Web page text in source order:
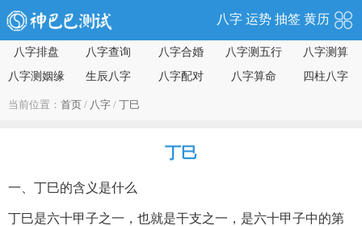
八字 运势 抽签 黄历
八字排盘 八字查询 八字合婚 八字测五行
八字测算
八字测姻缘
生辰八字 八字配对 八字算命 四柱八字
当前位置： 首页 / 八字 / 丁巳
丁巳
一、丁巳的含义是什么
丁巳是六十甲子之一，也就是干支之一，是六十甲子中的第